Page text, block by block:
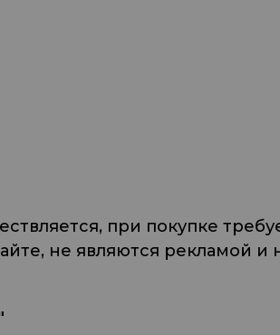
при покупке
не являются рекламой и